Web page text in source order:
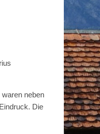
neben
Die